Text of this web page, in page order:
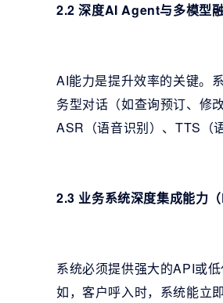
2.2 深度AI Agent与多模型
AI能力是提升效率的关键。
务型对话（如查询预订、修
ASR（语音识别）、TTS（
2.3 业务系统深度集成能力（
系统必须提供强大的API或
如，客户呼入时，系统能立